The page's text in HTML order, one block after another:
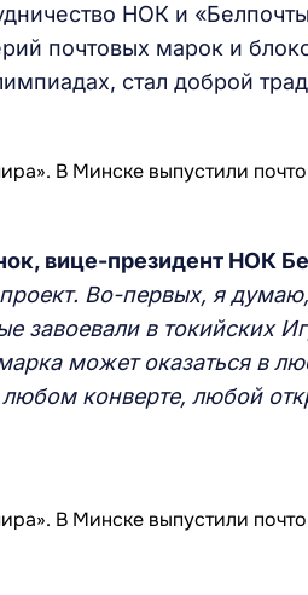
НОК и
почтовых марок и
стал доброй
вице-президент НОК
Во-первых, я
завоевали в токийских
может оказаться в
любом конверте, любой